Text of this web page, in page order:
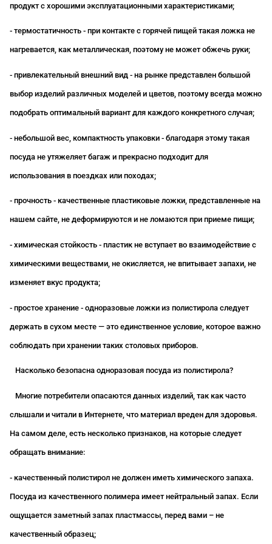
продукт с хорошими эксплуатационными характеристиками;
- термостатичность - при контакте с горячей пищей такая ложка не
нагревается, как металлическая, поэтому не может обжечь руки;
- привлекательный внешний вид - на рынке представлен большой
выбор изделий различных моделей и цветов, поэтому всегда можно
подобрать оптимальный вариант для каждого конкретного случая;
- небольшой вес, компактность упаковки - благодаря этому такая
посуда не утяжеляет багаж и прекрасно подходит для
использования в поездках или походах;
- прочность - качественные пластиковые ложки, представленные на
нашем сайте, не деформируются и не ломаются при приеме пищи;
- химическая стойкость - пластик не вступает во взаимодействие с
химическими веществами, не окисляется, не впитывает запахи, не
изменяет вкус продукта;
- простое хранение - одноразовые ложки из полистирола следует
держать в сухом месте — это единственное условие, которое важно
соблюдать при хранении таких столовых приборов.
Насколько безопасна одноразовая посуда из полистирола?
Многие потребители опасаются данных изделий, так как часто
слышали и читали в Интернете, что материал вреден для здоровья.
На самом деле, есть несколько признаков, на которые следует
обращать внимание:
- качественный полистирол не должен иметь химического запаха.
Посуда из качественного полимера имеет нейтральный запах. Если
ощущается заметный запах пластмассы, перед вами – не
качественный образец;